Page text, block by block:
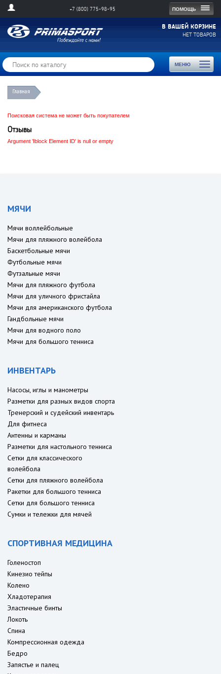
ПОМОЩЬ
+7 (800) 775-98-95
В ВАШЕЙ КОРЗИНЕ
НЕТ ТОВАРОВ
МЕНЮ
Toggle
Главная
Поисковая система не может быть покупателем
Отзывы
Argument 'Iblock Element ID' is null or empty
МЯЧИ
Мячи воллейбольные
Мячи для пляжного волейбола
Баскетбольные мячи
Футбольные мячи
Футзальные мячи
Мячи для пляжного футбола
Мячи для уличного фристайла
Мячи для американского футбола
Гандбольные мячи
Мячи для водного поло
Мячи для большого тенниса
ИНВЕНТАРЬ
Насосы, иглы и манометры
Разметки для разных видов спорта
Тренерский и судейский инвентарь
Для фитнеса
Антенны и карманы
Разметки для настольного тенниса
Сетки для классического
волейбола
Сетки для пляжного волейбола
Ракетки для большого тенниса
Сетки для большого тенниса
Сумки и тележки для мячей
СПОРТИВНАЯ МЕДИЦИНА
Голеностоп
Кинезио тейпы
Колено
Хладотерапия
Эластичные бинты
Локоть
Спина
Компрессионная одежда
Бедро
Запястье и палец